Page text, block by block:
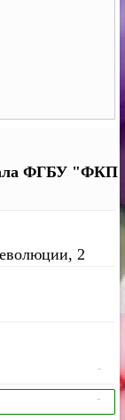
ФГБУ "ФКП
2
-
-